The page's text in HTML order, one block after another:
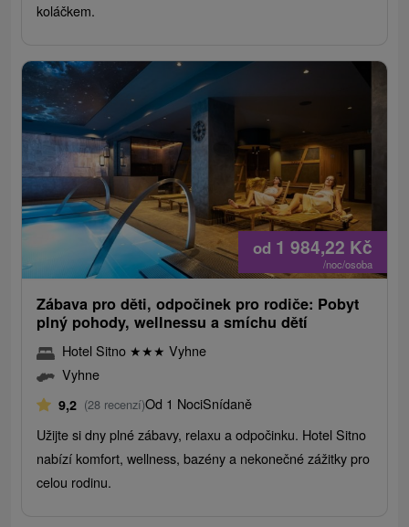
koláčkem.
od 1 984,22 Kč
/noc/osoba
Zábava pro děti, odpočinek pro rodiče: Pobyt
plný pohody, wellnessu a smíchu dětí
Hotel Sitno ★★★ Vyhne
Vyhne
9,2 (28 recenzí)Od 1 NociSnídaně
Užijte si dny plné zábavy, relaxu a odpočinku. Hotel Sitno
nabízí komfort, wellness, bazény a nekonečné zážitky pro
celou rodinu.